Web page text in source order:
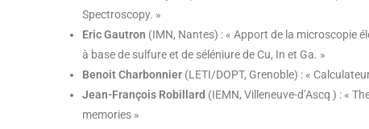
Spectroscopy. »
Eric Gautron (IMN, Nantes) : « Apport de la microscopie
à base de sulfure et de séléniure de Cu, In et Ga. »
Benoit Charbonnier (LETI/DOPT, Grenoble) : «
Jean-François Robillard (IEMN, Villeneuve-d’Ascq ) : «
memories »